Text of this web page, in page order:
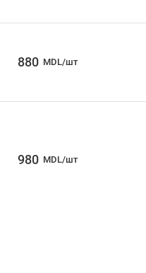
880 MDL/шт
980 MDL/шт